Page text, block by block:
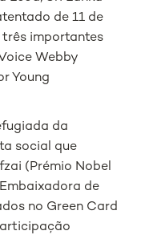
de 11 de
três importantes
Webby
Young
da
social que
(Prémio Nobel
de
no Green Card